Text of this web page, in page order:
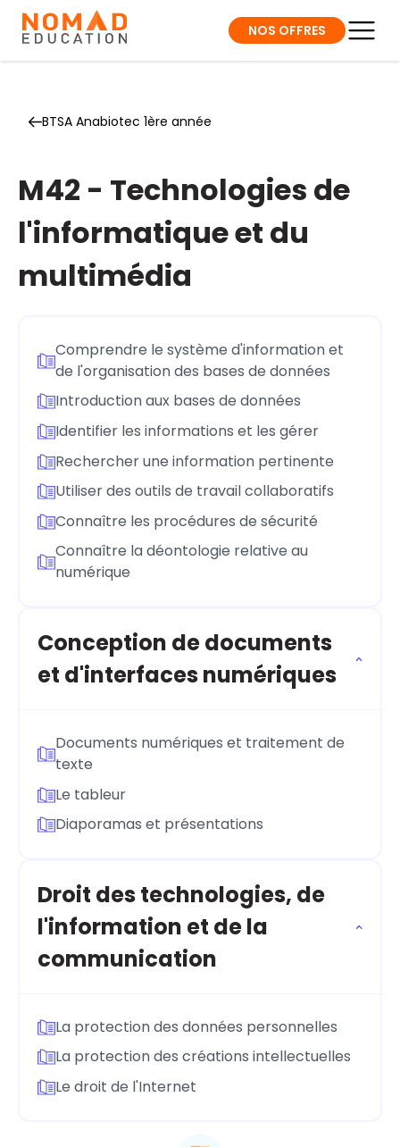
NOS OFFRES
BTSA Anabiotec 1ère année
M42 - Technologies de
l'informatique et du
multimédia
Comprendre le système d'information et
de l'organisation des bases de données
Introduction aux bases de données
Identifier les informations et les gérer
Rechercher une information pertinente
Utiliser des outils de travail collaboratifs
Connaître les procédures de sécurité
Connaître la déontologie relative au
numérique
Conception de documents
et d'interfaces numériques
Documents numériques et traitement de
texte
Le tableur
Diaporamas et présentations
Droit des technologies, de
l'information et de la
communication
La protection des données personnelles
La protection des créations intellectuelles
Le droit de l'Internet